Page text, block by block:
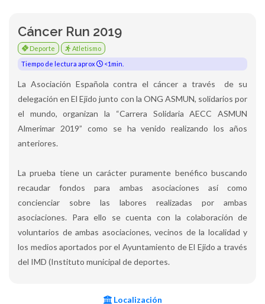
Cáncer Run 2019
Deporte
Atletismo
Tiempo de lectura aprox
<1min.
La Asociación Española contra el cáncer a través de su
delegación en El Ejido junto con la ONG ASMUN, solidarios por
el mundo, organizan la “Carrera Solidaria AECC ASMUN
Almerimar 2019” como se ha venido realizando los años
anteriores.
La prueba tiene un carácter puramente benéfico buscando
recaudar fondos para ambas asociaciones así como
concienciar sobre las labores realizadas por ambas
asociaciones. Para ello se cuenta con la colaboración de
voluntarios de ambas asociaciones, vecinos de la localidad y
los medios aportados por el Ayuntamiento de El Ejido a través
del IMD (Instituto municipal de deportes.
Localización